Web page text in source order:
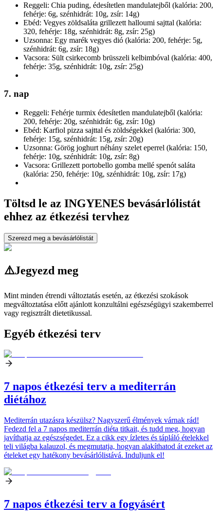
Reggeli: Chia puding, édesítetlen mandulatejből (kalória: 200,
fehérje: 6g, szénhidrát: 10g, zsír: 14g)
Ebéd: Vegyes zöldsaláta grillezett halloumi sajttal (kalória:
320, fehérje: 18g, szénhidrát: 8g, zsír: 25g)
Uzsonna: Egy marék vegyes dió (kalória: 200, fehérje: 5g,
szénhidrát: 6g, zsír: 18g)
Vacsora: Sült csirkecomb brüsszeli kelbimbóval (kalória: 400,
fehérje: 35g, szénhidrát: 10g, zsír: 25g)
7. nap
Reggeli: Fehérje turmix édesítetlen mandulatejből (kalória:
200, fehérje: 20g, szénhidrát: 6g, zsír: 10g)
Ebéd: Karfiol pizza sajttal és zöldségekkel (kalória: 300,
fehérje: 15g, szénhidrát: 15g, zsír: 20g)
Uzsonna: Görög joghurt néhány szelet eperrel (kalória: 150,
fehérje: 10g, szénhidrát: 10g, zsír: 8g)
Vacsora: Grillezett portobello gomba mellé spenót saláta
(kalória: 250, fehérje: 10g, szénhidrát: 10g, zsír: 17g)
Töltsd le az INGYENES bevásárlólistát
ehhez az étkezési tervhez
Szerezd meg a bevásárlólistát
⚠️Jegyezd meg
Mint minden étrendi változtatás esetén, az étkezési szokások
megváltoztatása előtt ajánlott konzultálni egészségügyi szakemberrel
vagy regisztrált dietetikussal.
Egyéb étkezési terv
7 napos étkezési terv a mediterrán
diétához
Mediterrán utazásra készülsz? Nagyszerű élmények várnak rád!
Fedezd fel a 7 napos mediterrán diéta titkait, és tudd meg, hogyan
javíthatja az egészségedet. Ez a cikk egy ízletes és tápláló ételekkel
teli világba kalauzol, és megmutatja, hogyan alakíthatod át ezeket az
ételeket egy hatékony bevásárlólistává. Induljunk el!
7 napos étkezési terv a fogyásért